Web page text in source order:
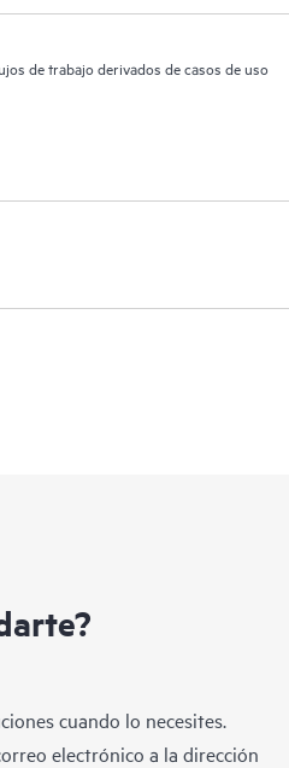
de trabajo derivados de casos de uso
cuando lo necesites.
electrónico a la dirección